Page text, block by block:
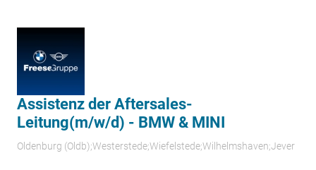
Assistenz der Aftersales-
Leitung(m/w/d) - BMW & MINI
Oldenburg (Oldb);Westerstede;Wiefelstede;Wilhelmshaven;Jever